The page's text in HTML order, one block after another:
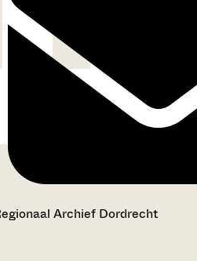
Archief Dordrecht